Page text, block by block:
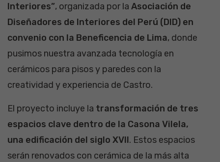
Interiores”, organizada por la Asociación de
Diseñadores de Interiores del Perú (DID) en
convenio con la Beneficencia de Lima, donde
pusimos nuestra avanzada tecnología en
cerámicos para pisos y paredes con la
creatividad y experiencia de Castro.
El proyecto incluye la transformación de tres
espacios clave dentro de la Casona Vilela,
una edificación del siglo XVII. Estos espacios
serán renovados con cerámica de la más alta